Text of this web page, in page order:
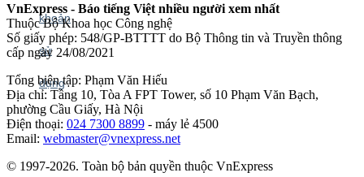
VnExpress - Báo tiếng Việt nhiều người xem nhất
Thuộc Bộ Khoa học Công nghệ
Số giấy phép: 548/GP-BTTTT do Bộ Thông tin và Truyền thông
cấp ngày 24/08/2021
Tổng biên tập: Phạm Văn Hiếu
Địa chỉ: Tầng 10, Tòa A FPT Tower, số 10 Phạm Văn Bạch,
phường Cầu Giấy, Hà Nội
Điện thoại: 024 7300 8899 - máy lẻ 4500
Email: webmaster@vnexpress.net
© 1997-2026. Toàn bộ bản quyền thuộc VnExpress